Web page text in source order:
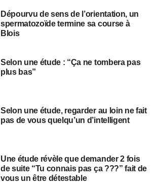
Dépourvu de sens de l’orientation, un
spermatozoïde termine sa course à
Blois
Selon une étude : “Ça ne tombera pas
plus bas”
Selon une étude, regarder au loin ne fait
pas de vous quelqu’un d’intelligent
Une étude révèle que demander 2 fois
de suite “Tu connais pas ça ???” fait de
vous un être détestable